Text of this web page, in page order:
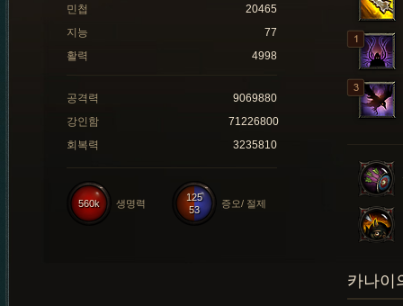
민첩
20465
지능
77
활력
4998
공격력
9069880
강인함
71226800
회복력
3235810
125
53
증오/ 절제
560k 생명력
카나이